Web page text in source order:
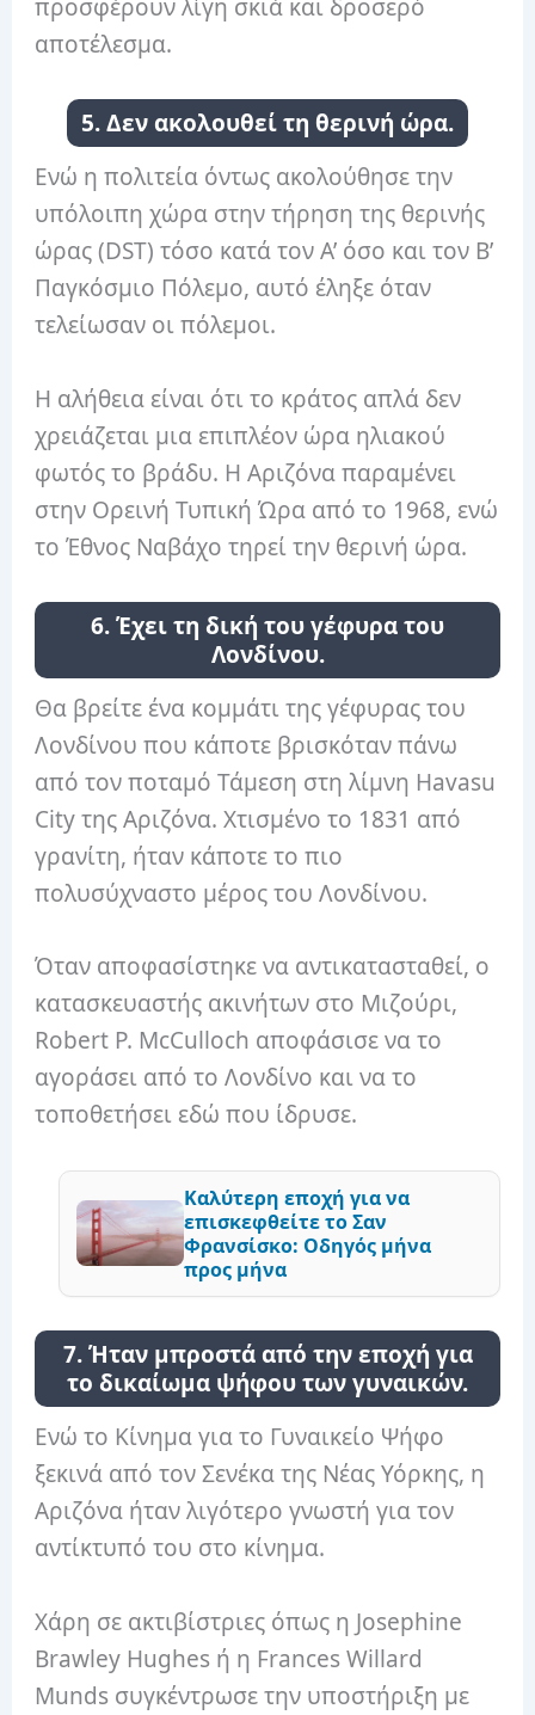
προσφέρουν λίγη σκιά και δροσερό
αποτέλεσμα.
5. Δεν ακολουθεί τη θερινή ώρα.
Ενώ η πολιτεία όντως ακολούθησε την
υπόλοιπη χώρα στην τήρηση της θερινής
ώρας (DST) τόσο κατά τον Α’ όσο και τον Β’
Παγκόσμιο Πόλεμο, αυτό έληξε όταν
τελείωσαν οι πόλεμοι.
Η αλήθεια είναι ότι το κράτος απλά δεν
χρειάζεται μια επιπλέον ώρα ηλιακού
φωτός το βράδυ. Η Αριζόνα παραμένει
στην Ορεινή Τυπική Ώρα από το 1968, ενώ
το Έθνος Ναβάχο τηρεί την θερινή ώρα.
6. Έχει τη δική του γέφυρα του
Λονδίνου.
Θα βρείτε ένα κομμάτι της γέφυρας του
Λονδίνου που κάποτε βρισκόταν πάνω
από τον ποταμό Τάμεση στη λίμνη Havasu
City της Αριζόνα. Χτισμένο το 1831 από
γρανίτη, ήταν κάποτε το πιο
πολυσύχναστο μέρος του Λονδίνου.
Όταν αποφασίστηκε να αντικατασταθεί, ο
κατασκευαστής ακινήτων στο Μιζούρι,
Robert P. McCulloch αποφάσισε να το
αγοράσει από το Λονδίνο και να το
τοποθετήσει εδώ που ίδρυσε.
Καλύτερη εποχή για να
επισκεφθείτε το Σαν
Φρανσίσκο: Οδηγός μήνα
προς μήνα
7. Ήταν μπροστά από την εποχή για
το δικαίωμα ψήφου των γυναικών.
Ενώ το Κίνημα για το Γυναικείο Ψήφο
ξεκινά από τον Σενέκα της Νέας Υόρκης, η
Αριζόνα ήταν λιγότερο γνωστή για τον
αντίκτυπό του στο κίνημα.
Χάρη σε ακτιβίστριες όπως η Josephine
Brawley Hughes ή η Frances Willard
Munds συγκέντρωσε την υποστήριξη με